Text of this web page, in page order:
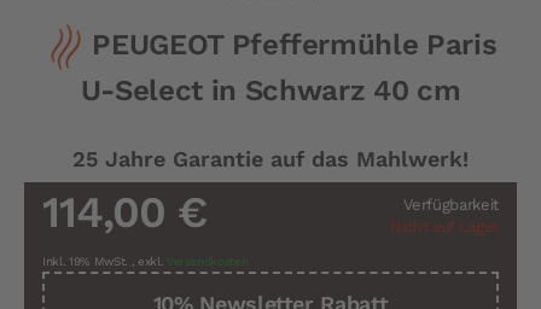
Anfang
Bildergalerie
PEUGEOT Pfeffermühle Paris
U-Select in Schwarz 40 cm
25 Jahre Garantie auf das Mahlwerk!
Verfügbarkeit
Nicht auf Lager
114,00 €
Inkl. 19% MwSt. , exkl. Versandkosten
10% Newsletter Rabatt